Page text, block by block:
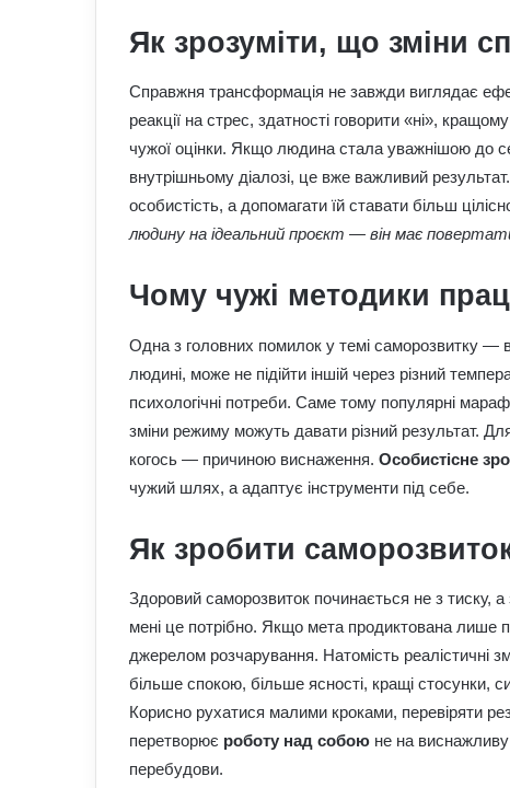
Як зрозуміти, що зміни
Справжня трансформація не завжди виглядає
реакції на стрес, здатності говорити «ні»,
чужої оцінки. Якщо людина стала уважнішою до
внутрішньому діалозі, це вже важливий
особистість, а допомагати їй ставати більш
людину на ідеальний проєкт — він має
Чому чужі методики
Одна з головних помилок у темі саморозвитку —
людині, може не підійти іншій через різний
психологічні потреби. Саме тому популярні
зміни режиму можуть давати різний результат.
когось — причиною виснаження. Особистісне
чужий шлях, а адаптує інструменти під себе.
Як зробити
Здоровий саморозвиток починається не з тиску,
мені це потрібно. Якщо мета продиктована лише
джерелом розчарування. Натомість реалістичні
більше спокою, більше ясності, кращі стосунки,
Корисно рухатися малими кроками, перевіряти
перетворює роботу над собою не на
перебудови.